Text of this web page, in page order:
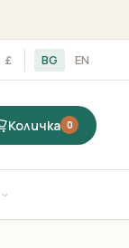
£ BG EN
Количка 0